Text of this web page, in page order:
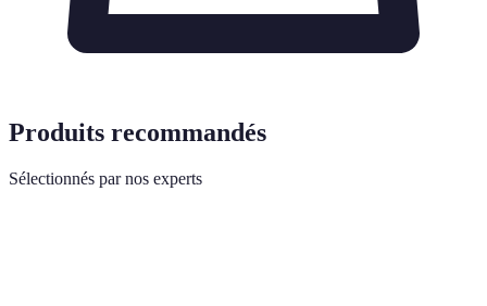
Produits recommandés
Sélectionnés par nos experts